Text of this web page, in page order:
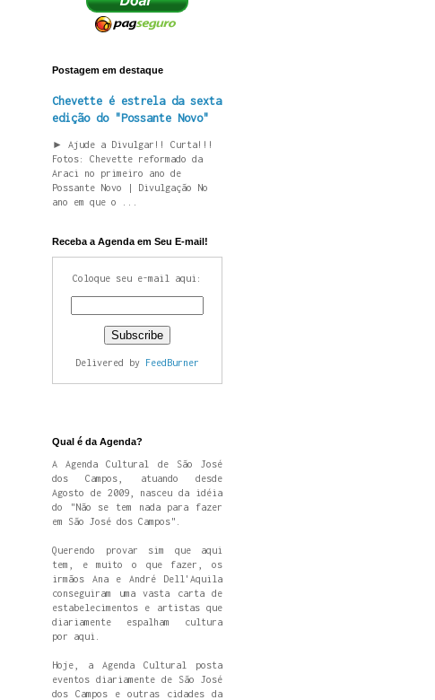
Postagem em destaque
Chevette é estrela da sexta
edição do "Possante Novo"
► Ajude a Divulgar!! Curta!!!
Fotos: Chevette reformado da
Araci no primeiro ano de
Possante Novo | Divulgação No
ano em que o ...
Receba a Agenda em Seu E-mail!
Coloque seu e-mail aqui:
Delivered by FeedBurner
Qual é da Agenda?
A Agenda Cultural de São José
dos Campos, atuando desde
Agosto de 2009, nasceu da idéia
do "Não se tem nada para fazer
em São José dos Campos".
Querendo provar sim que aqui
tem, e muito o que fazer, os
irmãos Ana e André Dell'Aquila
conseguiram uma vasta carta de
estabelecimentos e artistas que
diariamente espalham cultura
por aqui.
Hoje, a Agenda Cultural posta
eventos diariamente de São José
dos Campos e outras cidades da